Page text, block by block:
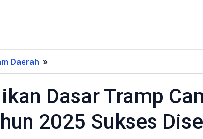
Daerah »
Dasar
Tramp
Candradimuka
XVII
Tahun
Dasar Tramp
2025 Sukses